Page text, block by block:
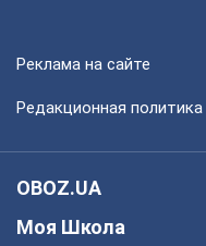
Реклама на сайте
Редакционная политика
OBOZ.UA
Моя Школа